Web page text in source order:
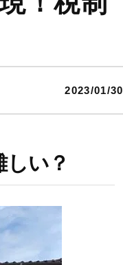
2023/01/30
い？